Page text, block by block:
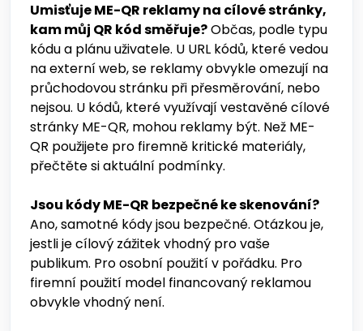
Umisťuje ME-QR reklamy na cílové stránky,
kam můj QR kód směřuje?Občas, podle typu
kódu a plánu uživatele. U URL kódů, které vedou
na externí web, se reklamy obvykle omezují na
průchodovou stránku při přesměrování, nebo
nejsou. U kódů, které využívají vestavěné cílové
stránky ME-QR, mohou reklamy být. Než ME-
QR použijete pro firemně kritické materiály,
přečtěte si aktuální podmínky.
Jsou kódy ME-QR bezpečné ke skenování?
Ano, samotné kódy jsou bezpečné. Otázkou je,
jestli je cílový zážitek vhodný pro vaše
publikum. Pro osobní použití v pořádku. Pro
firemní použití model financovaný reklamou
obvykle vhodný není.